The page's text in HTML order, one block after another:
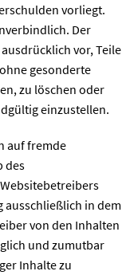
vorliegt.
Der
vor, Teile
gesonderte
zu löschen oder
einzustellen.
auf fremde
des
in dem
von den Inhalten
und zumutbar
Inhalte zu